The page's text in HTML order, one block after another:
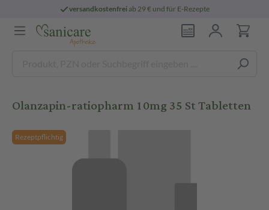
versandkostenfreiab 29 € und für E-Rezepte
Olanzapin-ratiopharm 10mg 35 St Tabletten
Rezeptpflichtig